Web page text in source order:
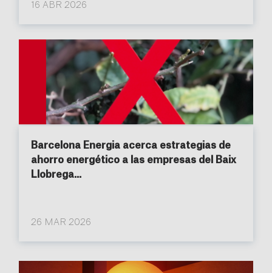
16 ABR 2026
Barcelona Energia acerca estrategias de
ahorro energético a las empresas del Baix
Llobrega...
26 MAR 2026